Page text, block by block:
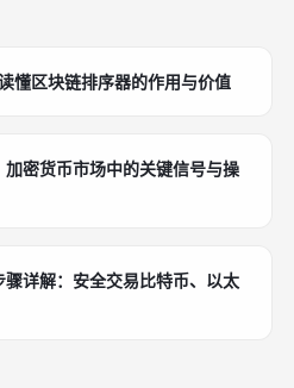
懂区块链排序器的作用与价值
密货币市场中的关键信号与操
详解：安全交易比特币、以太